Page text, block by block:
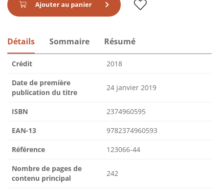
Ajouter au panier
Détails Sommaire Résumé
Crédit 2018
Date de première
publication du titre
24 janvier 2019
ISBN 2374960595
EAN-13 9782374960593
Référence 123066-44
Nombre de pages de
contenu principal
242